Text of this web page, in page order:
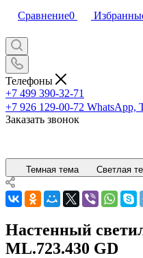
Сравнение0
Телефоны
+7 499 390-32-71
+7 926 129-00-72 WhatsApp,
Заказать звонок
Темная тема Светлая
Настенный
ML.723.430 GD